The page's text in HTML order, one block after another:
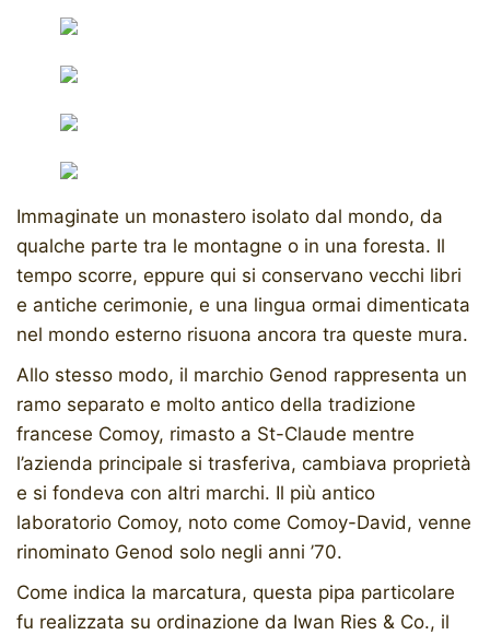
Immaginate un monastero isolato dal mondo, da
qualche parte tra le montagne o in una foresta. Il
tempo scorre, eppure qui si conservano vecchi libri
e antiche cerimonie, e una lingua ormai dimenticata
nel mondo esterno risuona ancora tra queste mura.
Allo stesso modo, il marchio Genod rappresenta un
ramo separato e molto antico della tradizione
francese Comoy, rimasto a St-Claude mentre
l’azienda principale si trasferiva, cambiava proprietà
e si fondeva con altri marchi. Il più antico
laboratorio Comoy, noto come Comoy-David, venne
rinominato Genod solo negli anni ’70.
Come indica la marcatura, questa pipa particolare
fu realizzata su ordinazione da Iwan Ries & Co., il